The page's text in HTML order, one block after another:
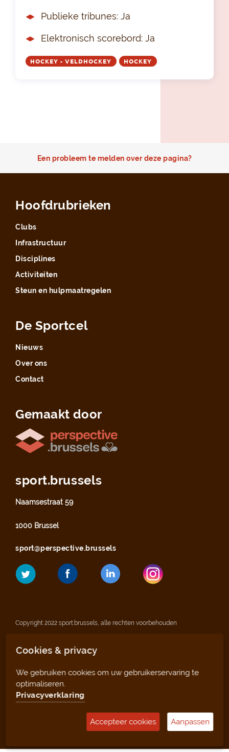
Publieke tribunes: Ja
Elektronisch scorebord: Ja
HOCKEY - VELDHOCKEY HOCKEY
Een probleem te melden over deze pagina?
Hoofdrubrieken
Clubs
Infrastructuur
Disciplines
Activiteiten
Steun en hulpmaatregelen
De Sportcel
Nieuws
Over ons
Contact
Gemaakt door
sport.brussels
Naamsestraat 59
1000 Brussel
sport@perspective.brussels
Copyright 2022 sport.brussels, alle rechten voorbehouden
Wettelijke vermeldingen
Privacyverklaring
Sitemap
Beheertool (voor clubs en infrastructuren)
Cookies & privacy
We gebruiken cookies om uw gebruikerservaring te
optimaliseren.
Privacyverklaring
Accepteer cookies Aanpassen